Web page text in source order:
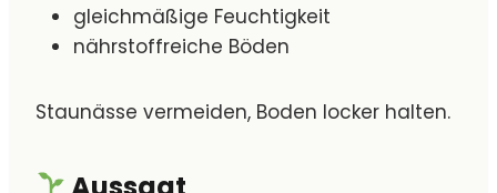
gleichmäßige Feuchtigkeit
nährstoffreiche Böden
Staunässe vermeiden, Boden locker halten.